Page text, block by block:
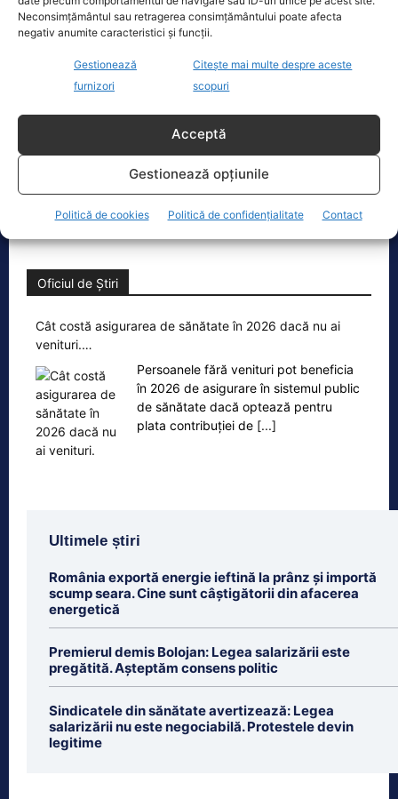
Neconsimțământul sau retragerea consimțământului poate afecta
negativ anumite caracteristici și funcții.
Gestionează
furnizori
Citește mai multe despre aceste
scopuri
Acceptă
Gestionează opțiunile
Politică de cookies Politică de confidențialitate Contact
Ecopolitic
Răzvan Savaliuc: „România mai are
„15 martie 2023 – Ministerul Investitiilor
atunci de PNL-istul Marcel Bolos,
anunta plin de trufie:
[...]
Oficiul de Știri
Cât costă asigurarea de sănătate în 2026 dacă nu ai
venituri.…
Persoanele fără venituri pot beneficia
în 2026 de asigurare în sistemul public
de sănătate dacă optează pentru
plata contribuției de [...]
Ultimele știri
România exportă energie ieftină la prânz și importă
scump seara. Cine sunt câștigătorii din afacerea
energetică
Premierul demis Bolojan: Legea salarizării este
pregătită. Așteptăm consens politic
Sindicatele din sănătate avertizează: Legea
salarizării nu este negociabilă. Protestele devin
legitime